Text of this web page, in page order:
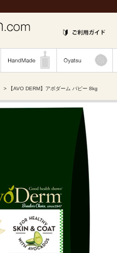
> 【AVO DERM】アボダーム パピー 8kg